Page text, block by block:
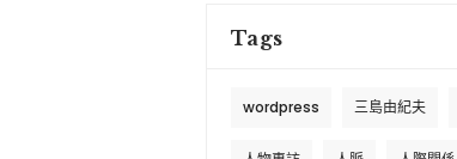
Tags
wordpress 三島由紀夫